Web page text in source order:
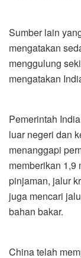
Sumber lain
mengatakan
menggulung
mengatakan
Pemerintah
luar negeri dan
menanggapi
memberikan 1,9
pinjaman, jalur
juga mencari
bahan bakar.
China telah